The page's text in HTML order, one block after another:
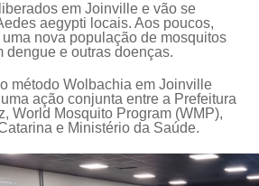
em Joinville e vão se
aegypti locais. Aos poucos,
nova população de mosquitos
dengue e outras doenças.
método Wolbachia em Joinville
ação conjunta entre a Prefeitura
World Mosquito Program (WMP),
e Ministério da Saúde.